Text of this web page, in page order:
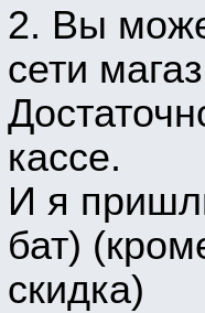
2. Вы
сети
кассе.
И я
бат)
скидка)